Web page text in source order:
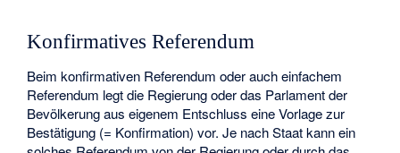
Konfirmatives Referendum
Beim konfirmativen Referendum oder auch einfachem
Referendum legt die Regierung oder das Parlament der
Bevölkerung aus eigenem Entschluss eine Vorlage zur
Bestätigung (= Konfirmation) vor. Je nach Staat kann ein